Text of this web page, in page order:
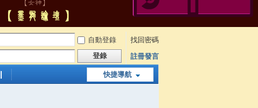
自動登錄
找回密碼
登錄 註冊發言
快捷導航